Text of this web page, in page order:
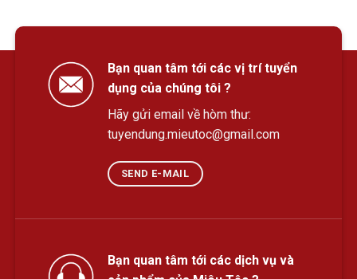
Bạn quan tâm tới các vị trí tuyển
dụng của chúng tôi ?
Hãy gửi email về hòm thư:
tuyendung.mieutoc@gmail.com
SEND E-MAIL
Bạn quan tâm tới các dịch vụ và